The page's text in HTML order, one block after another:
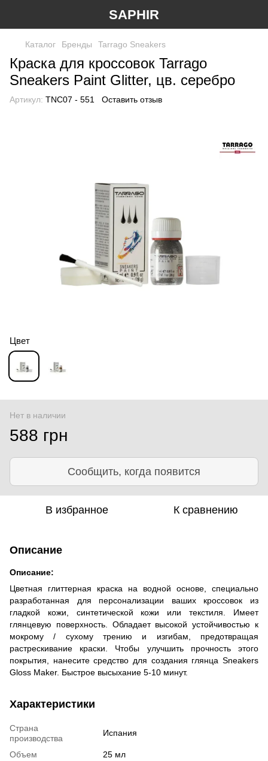
SAPHIR
Каталог Бренды Tarrago Sneakers
Краска для кроссовок Tarrago
Sneakers Paint Glitter, цв. серебро
Артикул: TNC07 - 551 Оставить отзыв
Цвет
Нет в наличии
588 грн
Сообщить, когда появится
В избранное К сравнению
Описание
Описание:
Цветная глиттерная краска на водной основе, специально
разработанная для персонализации ваших кроссовок из
гладкой кожи, синтетической кожи или текстиля. Имеет
глянцевую поверхность. Обладает высокой устойчивостью к
мокрому / сухому трению и изгибам, предотвращая
растрескивание краски. Чтобы улучшить прочность этого
покрытия, нанесите средство для создания глянца Sneakers
Gloss Maker. Быстрое высыхание 5-10 минут.
Характеристики
Страна
производства
Испания
Объем
25 мл